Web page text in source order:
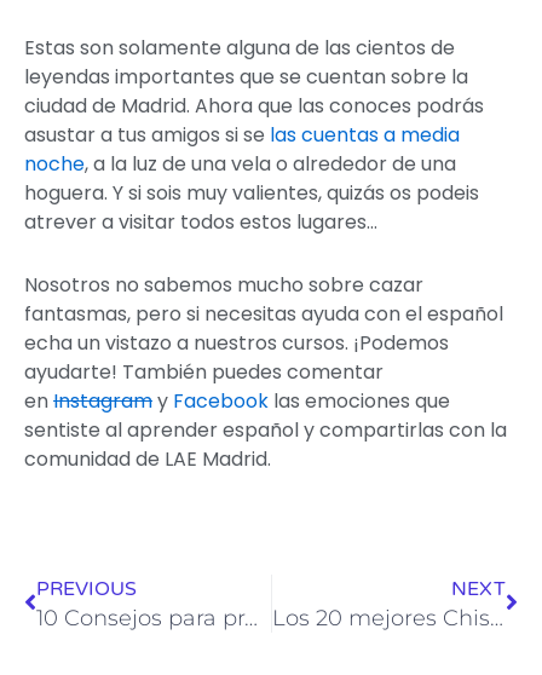
Estas son solamente alguna de las cientos de
leyendas importantes que se cuentan sobre la
ciudad de Madrid. Ahora que las conoces podrás
asustar a tus amigos si se las cuentas a media
noche, a la luz de una vela o alrededor de una
hoguera. Y si sois muy valientes, quizás os podeis
atrever a visitar todos estos lugares…
Nosotros no sabemos mucho sobre cazar
fantasmas, pero si necesitas ayuda con el español
echa un vistazo a nuestros cursos. ¡Podemos
ayudarte! También puedes comentar
enInstagramy Facebook las emociones que
sentiste al aprender español y compartirlas con la
comunidad de LAE Madrid.
PREVIOUS
10 Consejos para practicar tu español
NEXT
Los 20 mejores Chistes en español